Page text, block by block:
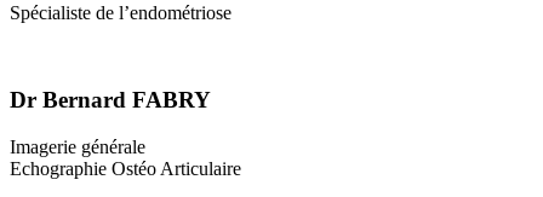
Spécialiste de l’endométriose
Dr Bernard FABRY
Imagerie générale
Echographie Ostéo Articulaire